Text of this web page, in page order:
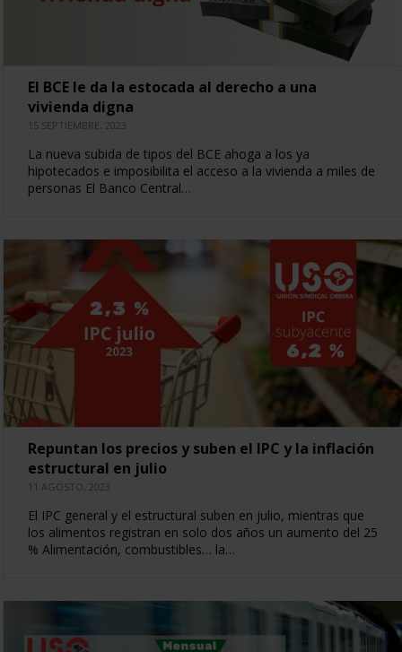
El BCE le da la estocada al derecho a una
vivienda digna
15 SEPTIEMBRE, 2023
La nueva subida de tipos del BCE ahoga a los ya
hipotecados e imposibilita el acceso a la vivienda a miles de
personas El Banco Central…
Repuntan los precios y suben el IPC y la inflación
estructural en julio
11 AGOSTO, 2023
El IPC general y el estructural suben en julio, mientras que
los alimentos registran en solo dos años un aumento del 25
% Alimentación, combustibles… la…